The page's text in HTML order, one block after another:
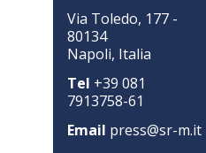
Via Toledo, 177 -
80134
Napoli, Italia
Tel +39 081
7913758-61
Email press@sr-m.it